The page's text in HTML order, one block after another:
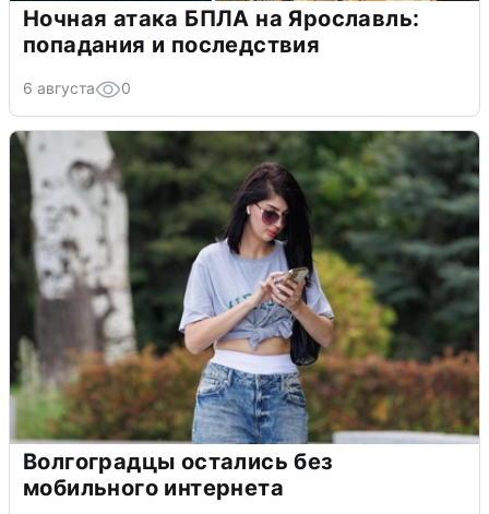
Ночная атака БПЛА на Ярославль:
попадания и последствия
6 августа 0
Волгоградцы остались без
мобильного интернета